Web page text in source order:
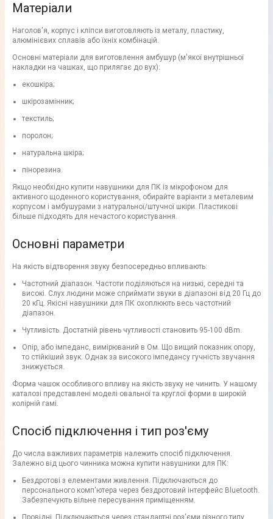
Матеріали
Наголов'я, корпус і кліпси виготовляють із металу, пластику,
алюмінієвих сплавів або їхніх комбінацій.
Основні матеріали для виготовлення амбушур (м'якої внутрішньої
накладки на чашках, що прилягає до вух):
екошкіра;
шкірозамінник;
текстиль;
поролон;
натуральна шкіра;
пінорезина.
Якщо необхідно купити навушники для ПК із мікрофоном для
активного щоденного користування, обирайте варіанти з металевим
корпусом і амбушурами з натуральної/штучної шкіри. Пластикові
більше підходять для нечастого користування.
Основні параметри
На якість відтворення звуку безпосередньо впливають:
Частотний діапазон. Частоти поділяються на низькі, середні та
високі. Слух людини може сприймати звуки в діапазоні від 20 Гц до
20 кГц. Якісні навушники для ПК охоплюють весь частотний
діапазон.
Чутливість. Достатній рівень чутливості становить 95-100 dBm.
Опір, або імпеданс, вимірюваний в Ом. Що вищий показник опору,
то стійкіший звук. Однак за високого імпедансу гучність звучання
знижується.
Форма чашок особливого впливу на якість звуку не чинить. У нашому
каталозі представлені моделі овальної та круглої форми в широкій
колірній гамі.
Спосіб підключення і тип роз'єму
До числа важливих параметрів належить спосіб підключення.
Залежно від цього чинника можна купити навушники для ПК:
Бездротові з елементами живлення. Підключаються до
персонального комп'ютера через бездротовий інтерфейс Bluetooth.
Забезпечують вільне пересування приміщенням.
Провідні. Підключаються через стандартні роз'єми різного типу.